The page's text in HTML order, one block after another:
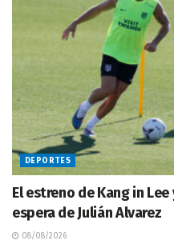
DEPORTES
El estreno de Kang in
espera de Julián Alvarez
08/08/2026